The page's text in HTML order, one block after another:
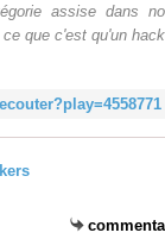
assise dans
que c'est qu'un